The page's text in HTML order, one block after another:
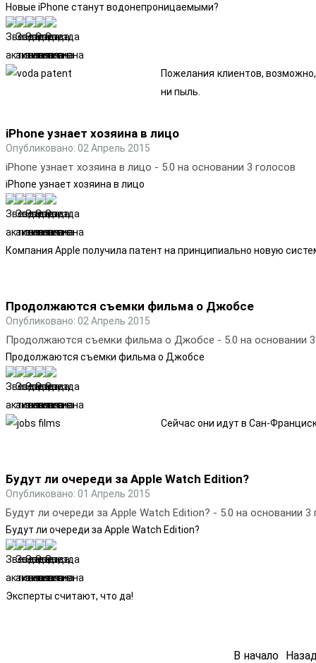
Новые iPhone станут водонепроницаемыми?
Пожелания клиентов,
ни пыль.
iPhone узнает хозяина в лицо
Опубликовано: 02 Апрель 2015
iPhone узнает хозяина в лицо - 5.0 на основании 3 голосов
iPhone узнает хозяина в лицо
Компания Apple получила патент на принципиально новую
Продолжаются съемки фильма о Джобсе
Опубликовано: 02 Апрель 2015
Продолжаются съемки фильма о Джобсе - 5.0 на основании 3
Продолжаются съемки фильма о Джобсе
Сейчас они идут в Сан-
Будут ли очереди за Apple Watch Edition?
Опубликовано: 01 Апрель 2015
Будут ли очереди за Apple Watch Edition? - 5.0 на основании 3
Будут ли очереди за Apple Watch Edition?
Эксперты считают, что да!
В начало